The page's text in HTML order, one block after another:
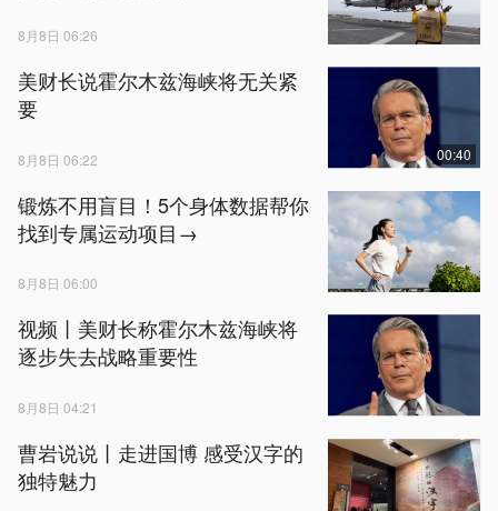
8月8日 06:26
美财长说霍尔木兹海峡将无关紧
要
8月8日 06:22 00:40
锻炼不用盲目！5个身体数据帮你
找到专属运动项目→
8月8日 06:00
视频丨美财长称霍尔木兹海峡将
逐步失去战略重要性
8月8日 04:21
曹岩说说丨走进国博 感受汉字的
独特魅力